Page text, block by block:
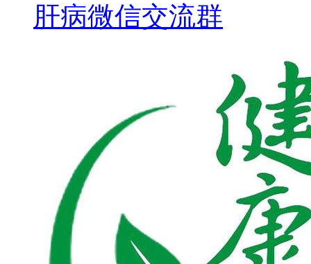
肝病微信交流群